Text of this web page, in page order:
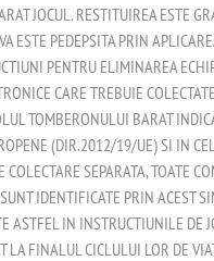
JOCUL. RESTITUIREA ESTE
ESTE PEDEPSITA PRIN
PENTRU ELIMINAREA
CARE TREBUIE
TOMBERONULUI BARAT
(DIR.2012/19/UE) SI IN
COLECTARE SEPARATA, TOATE
IDENTIFICATE PRIN ACEST
ASTFEL IN INSTRUCTIUNILE DE
LA FINALUL CICLULUI LOR DE